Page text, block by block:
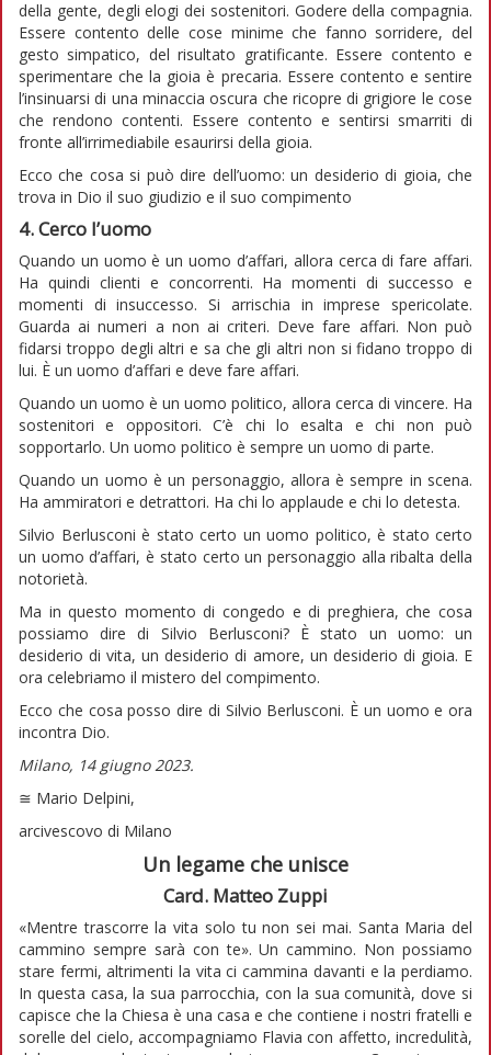
della gente, degli elogi dei sostenitori. Godere della compagnia.
Essere contento delle cose minime che fanno sorridere, del
gesto simpatico, del risultato gratificante. Essere contento e
sperimentare che la gioia è precaria. Essere contento e sentire
l’insinuarsi di una minaccia oscura che ricopre di grigiore le cose
che rendono contenti. Essere contento e sentirsi smarriti di
fronte all’irrimediabile esaurirsi della gioia.
Ecco che cosa si può dire dell’uomo: un desiderio di gioia, che
trova in Dio il suo giudizio e il suo compimento
4. Cerco l’uomo
Quando un uomo è un uomo d’affari, allora cerca di fare affari.
Ha quindi clienti e concorrenti. Ha momenti di successo e
momenti di insuccesso. Si arrischia in imprese spericolate.
Guarda ai numeri a non ai criteri. Deve fare affari. Non può
fidarsi troppo degli altri e sa che gli altri non si fidano troppo di
lui. È un uomo d’affari e deve fare affari.
Quando un uomo è un uomo politico, allora cerca di vincere. Ha
sostenitori e oppositori. C’è chi lo esalta e chi non può
sopportarlo. Un uomo politico è sempre un uomo di parte.
Quando un uomo è un personaggio, allora è sempre in scena.
Ha ammiratori e detrattori. Ha chi lo applaude e chi lo detesta.
Silvio Berlusconi è stato certo un uomo politico, è stato certo
un uomo d’affari, è stato certo un personaggio alla ribalta della
notorietà.
Ma in questo momento di congedo e di preghiera, che cosa
possiamo dire di Silvio Berlusconi? È stato un uomo: un
desiderio di vita, un desiderio di amore, un desiderio di gioia. E
ora celebriamo il mistero del compimento.
Ecco che cosa posso dire di Silvio Berlusconi. È un uomo e ora
incontra Dio.
Milano, 14 giugno 2023.
≅ Mario Delpini,
arcivescovo di Milano
Un legame che unisce
Card. Matteo Zuppi
«Mentre trascorre la vita solo tu non sei mai. Santa Maria del
cammino sempre sarà con te». Un cammino. Non possiamo
stare fermi, altrimenti la vita ci cammina davanti e la perdiamo.
In questa casa, la sua parrocchia, con la sua comunità, dove si
capisce che la Chiesa è una casa e che contiene i nostri fratelli e
sorelle del cielo, accompagniamo Flavia con affetto, incredulità,